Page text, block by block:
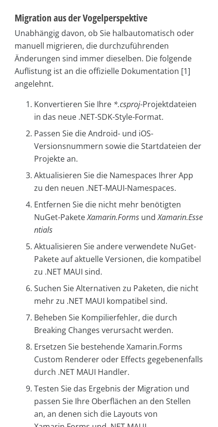
Migration aus der Vogelperspektive
Unabhängig davon, ob Sie halbautomatisch oder
manuell migrieren, die durchzuführenden
Änderungen sind immer dieselben. Die folgende
Auflistung ist an die offizielle Dokumentation [1]
angelehnt.
Konvertieren Sie Ihre *.csproj-Projektdateien
in das neue .NET-SDK-Style-Format.
Passen Sie die Android- und iOS-
Versionsnummern sowie die Startdateien der
Projekte an.
Aktualisieren Sie die Namespaces Ihrer App
zu den neuen .NET-MAUI-Namespaces.
Entfernen Sie die nicht mehr benötigten
NuGet-PaketeXamarin.Forms undXamarin.Esse
ntials
Aktualisieren Sie andere verwendete NuGet-
Pakete auf aktuelle Versionen, die kompatibel
zu .NET MAUI sind.
Suchen Sie Alternativen zu Paketen, die nicht
mehr zu .NET MAUI kompatibel sind.
Beheben Sie Kompilierfehler, die durch
Breaking Changes verursacht werden.
Ersetzen Sie bestehende Xamarin.Forms
Custom Renderer oder Effects gegebenenfalls
durch .NET MAUI Handler.
Testen Sie das Ergebnis der Migration und
passen Sie Ihre Oberflächen an den Stellen
an, an denen sich die Layouts von